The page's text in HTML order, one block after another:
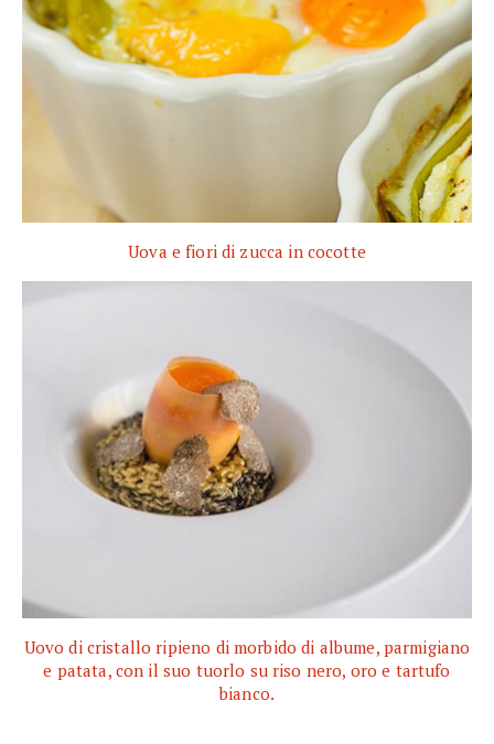
Uova e fiori di zucca in cocotte
Uovo di cristallo ripieno di morbido di albume, parmigiano
e patata, con il suo tuorlo su riso nero, oro e tartufo
bianco.